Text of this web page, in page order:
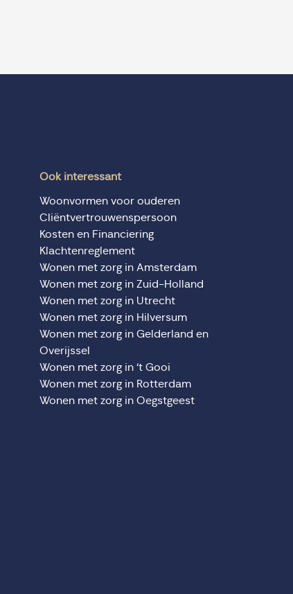
Ook interessant
Woonvormen voor ouderen
Cliëntvertrouwenspersoon
Kosten en Financiering
Klachtenreglement
Wonen met zorg in Amsterdam
Wonen met zorg in Zuid-Holland
Wonen met zorg in Utrecht
Wonen met zorg in Hilversum
Wonen met zorg in Gelderland en
Overijssel
Wonen met zorg in ‘t Gooi
Wonen met zorg in Rotterdam
Wonen met zorg in Oegstgeest